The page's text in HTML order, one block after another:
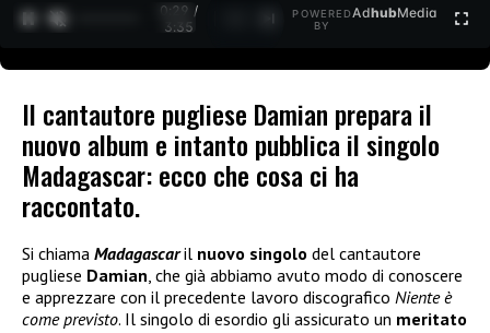
0:30 /
3:35
POWERED
BY
AdhubMedia
Il cantautore pugliese Damian prepara il
nuovo album e intanto pubblica il singolo
Madagascar: ecco che cosa ci ha
raccontato.
Si chiama Madagascaril nuovo singolo del cantautore
pugliese Damian, che già abbiamo avuto modo di conoscere
e apprezzare con il precedente lavoro discografico Niente è
come previsto. Il singolo di esordio gli assicurato un meritato